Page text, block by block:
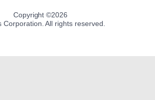
Copyright ©2026
Corporation. All rights reserved.